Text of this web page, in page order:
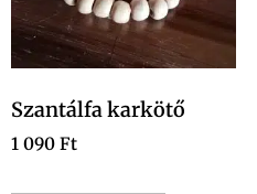
Szantálfa karkötő
1 090 Ft